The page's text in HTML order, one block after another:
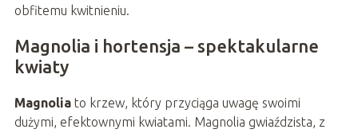
obfitemu kwitnieniu.
Magnolia i hortensja – spektakularne
kwiaty
Magnoliato krzew, który przyciąga uwagę swoimi
dużymi, efektownymi kwiatami. Magnolia gwiaździsta, z